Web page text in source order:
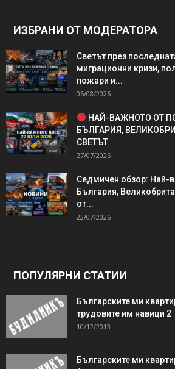
ИЗБРАНИ ОТ МОДЕРАТОРА
Светът през
миграционни кризи,
пожари и...
06/08/2026
НАЙ-ВАЖНОТО ОТ
БЪЛГАРИЯ,
СВЕТЪТ
27/07/2026
Седмичен обзор: Най-
България,
от...
22/07/2026
ПОПУЛЯРНИ СТАТИИ
Българските ми
трудовите им навици 2
10/12/2013
Българските ми